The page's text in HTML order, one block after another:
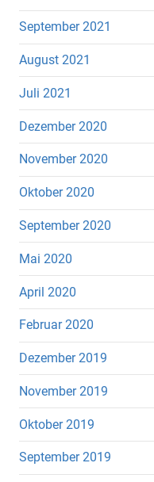
September 2021
August 2021
Juli 2021
Dezember 2020
November 2020
Oktober 2020
September 2020
Mai 2020
April 2020
Februar 2020
Dezember 2019
November 2019
Oktober 2019
September 2019